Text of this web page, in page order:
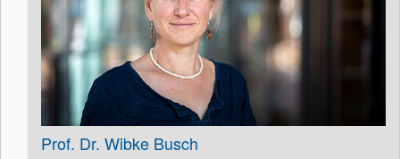
Prof. Dr. Wibke Busch